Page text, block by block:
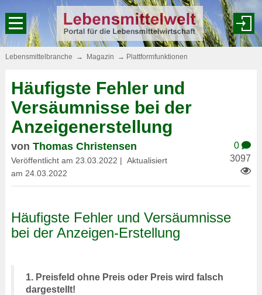
Lebensmittelbranche → Magazin → Plattformfunktionen
Häufigste Fehler und
Versäumnisse bei der
Anzeigenerstellung
von Thomas Christensen
Veröffentlicht am 23.03.2022­ | Aktualisiert
am 24.03.2022
0
3097
Häufigste Fehler und Versäumnisse
bei der Anzeigen-Erstellung
1. Preisfeld ohne Preis oder Preis wird falsch
dargestellt!